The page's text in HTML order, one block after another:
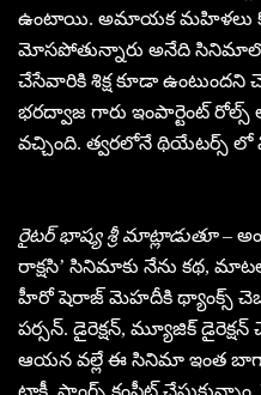
ఉంటాయి. అమాయక మహిళలు
మోసపోతున్నారు అనేది సినిమాలో
చేసేవారికి శిక్ష కూడా ఉంటుందని
భరద్వాజ గారు ఇంపార్టెంట్
వచ్చింది. త్వరలోనే థియేటర్స్ లో
రైటర్ భాష్య శ్రీ మాట్లాడుతూ –
రాక్షసి’ సినిమాకు నేను కథ,
హీరో షెరాజ్ మెహదీకి థ్యాంక్స్
పర్సన్. డైరెక్షన్, మ్యూజిక్
ఆయన వల్లే ఈ సినిమా ఇంత బాగా
టాకీ, సాంగ్స్ కంప్లీట్